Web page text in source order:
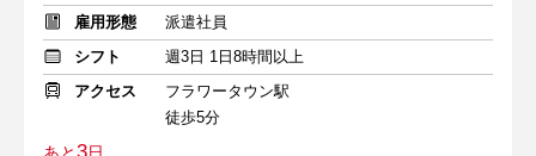
雇用形態
派遣社員
シフト
週3日 1日8時間以上
アクセス
フラワータウン駅
徒歩5分